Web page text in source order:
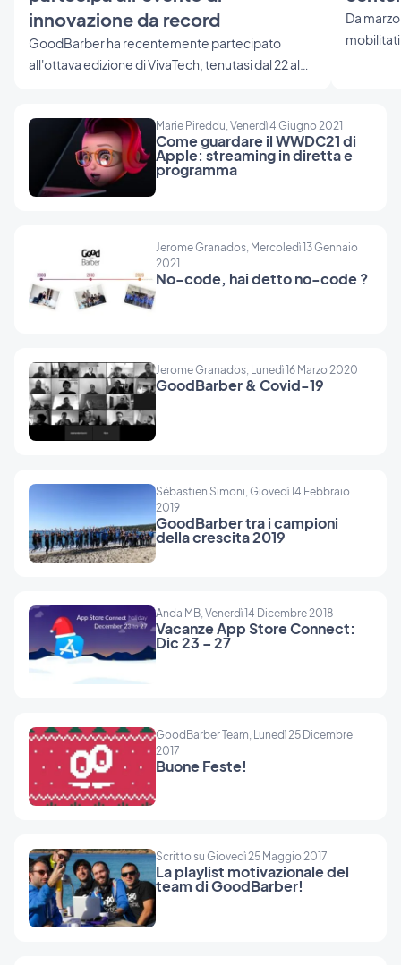
innovazione da record
GoodBarber ha recentemente partecipato
all'ottava edizione di VivaTech, tenutasi dal 22 al
pioniere dello sviluppo di app no-code.
Da
questa
controllo
Marie Pireddu, Venerdì 4 Giugno 2021
Come guardare il WWDC21 di
Apple: streaming in diretta e
programma
Jerome Granados, Mercoledì 13 Gennaio
2021
No-code, hai detto no-code ?
Jerome Granados, Lunedì 16 Marzo 2020
GoodBarber & Covid-19
Sébastien Simoni, Giovedì 14 Febbraio
2019
GoodBarber tra i campioni
della crescita 2019
Anda MB, Venerdì 14 Dicembre 2018
Vacanze App Store Connect:
Dic 23 – 27
GoodBarber Team, Lunedì 25 Dicembre
2017
Buone Feste!
Scritto su Giovedì 25 Maggio 2017
La playlist motivazionale del
team di GoodBarber!